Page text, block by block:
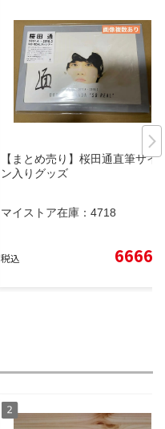
【まとめ売り】桜田通直筆サイ
ン入りグッズ
マイストア在庫： 4718
税込 6666